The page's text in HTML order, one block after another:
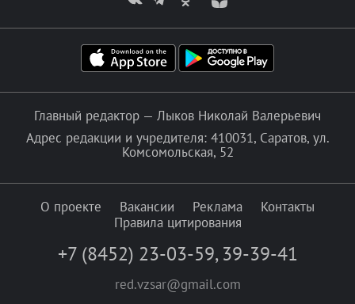
Главный редактор — Лыков Николай Валерьевич
Адрес редакции и учредителя: 410031, Саратов, ул.
Комсомольская, 52
О проекте Вакансии Реклама
Контакты
Правила цитирования
+7 (8452) 23-03-59, 39-39-41
red.vzsar@gmail.com